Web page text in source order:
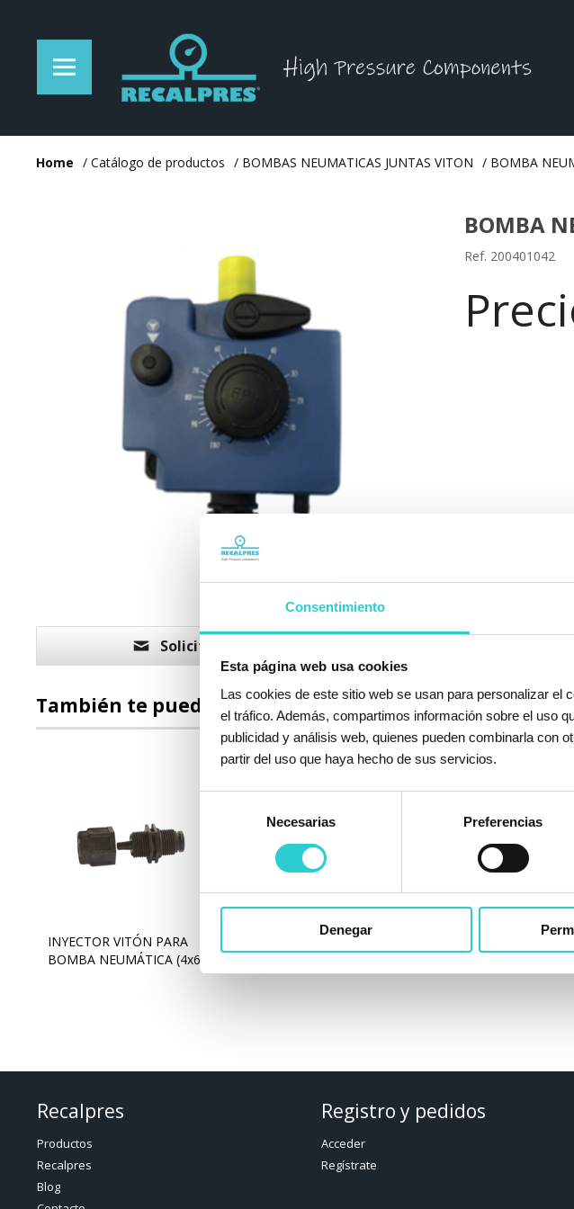
Consentimiento
Esta página web usa cookies
Las cookies de este sitio web se usan para personalizar el
el tráfico. Además, compartimos información sobre el uso
publicidad y análisis web, quienes pueden combinarla con
partir del uso que haya hecho de sus servicios.
consentimiento
Necesarias Preferencias
Denegar
Home / Catálogo de productos / BOMBAS NEUMATICAS JUNTAS VITON / BOMBA
Solicitar más información
BOMBA
Ref. 200401042
También te puede interesar
INYECTOR VITÓN PARA
BOMBA NEUMÁTICA (4x6)
INYECTOR VITÓN PARA
Recalpres
Productos
Recalpres
Blog
Registro y pedidos
Acceder
Regístrate